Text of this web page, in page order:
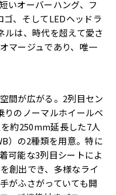
短いオーバーハング、フ
、 そしてLEDヘッドラ
ルは、時代を超えて愛さ
マージュであり、唯一
間が広がる。2列目セン
りのノーマルホイールベ
約250mm延長した7人
）の2種類を用意。特に
可能な3列目シートによ
創出でき、 多様なライ
がふさがっていても開